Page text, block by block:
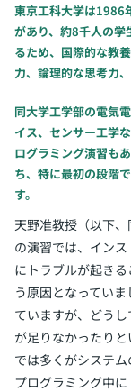
東京工科大学は1986
があり、約8千人の学
るため、国際的な教
力、論理的な思考力
同大学工学部の電気
イス、センサー工学
ログラミング演習も
ち、特に最初の段階
す。
天野准教授（以下
の演習では、イン
にトラブルが起き
う原因となってい
ていますが、どう
が足りなかったり
では多くがシステ
プログラミング中